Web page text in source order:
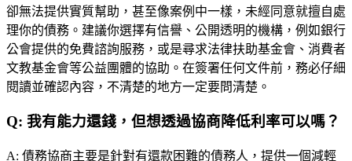
卻無法提供實質幫助，甚至像案例中一樣，未經同意就擅自處
理你的債務。建議你選擇有信譽、公開透明的機構，例如銀行
公會提供的免費諮詢服務，或是尋求法律扶助基金會、消費者
文教基金會等公益團體的協助。在簽署任何文件前，務必仔細
閱讀並確認內容，不清楚的地方一定要問清楚。
Q: 我有能力還錢，但想透過協商降低利率可以嗎？
A: 債務協商主要是針對有還款困難的債務人，提供一個減輕